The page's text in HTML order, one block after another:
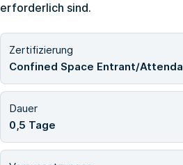
erforderlich sind.
Zertifizierung
Confined Space Entrant/
Dauer
0,5 Tage